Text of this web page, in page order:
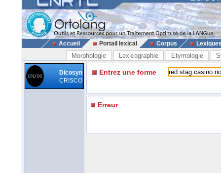
Accueil Portail lexical Corpus
Morphologie Lexicographie Etymologie
Dicosyn
CRISCO
Entrez une forme
Erreur